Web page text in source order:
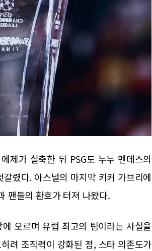
제가 실축한 뒤 PSG도 누누 멘데스의
렸다. 아스널의 마지막 키커 가브리에
팬들의 환호가 터져 나왔다.
오르며 유럽 최고의 팀이라는 사실을
려 조직력이 강화된 점, 스타 의존도가